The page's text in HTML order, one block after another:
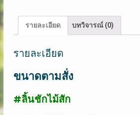
ตาม
รายละเอียด บทวิจารณ์ (0)
รายละเอียด
ขนาดตามสั่ง
#ลิ้นชักไม้สัก